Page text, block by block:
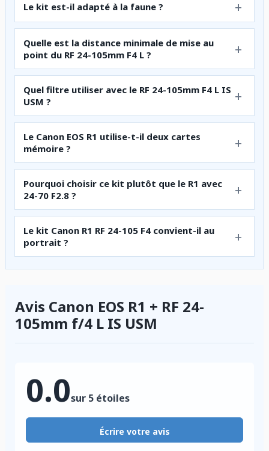
Le kit est-il adapté à la faune ?
Quelle est la distance minimale de mise au
point du RF 24-105mm F4 L ?
Quel filtre utiliser avec le RF 24-105mm F4 L IS
USM ?
Le Canon EOS R1 utilise-t-il deux cartes
mémoire ?
Pourquoi choisir ce kit plutôt que le R1 avec
24-70 F2.8 ?
Le kit Canon R1 RF 24-105 F4 convient-il au
portrait ?
Avis Canon EOS R1 + RF 24-
105mm f/4 L IS USM
0.0sur 5 étoiles
Écrire votre avis